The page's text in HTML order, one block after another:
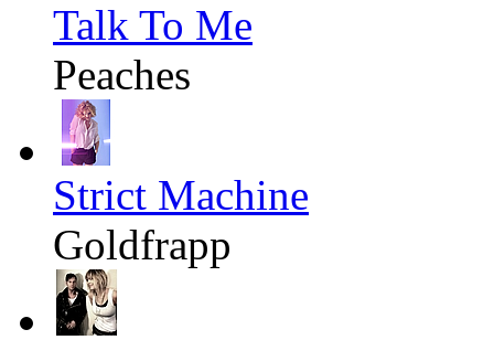
Talk To Me
Peaches
Strict Machine
Goldfrapp